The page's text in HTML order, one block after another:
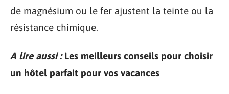
de magnésium ou le fer ajustent la teinte ou la
résistance chimique.
A lire aussi : Les meilleurs conseils pour choisir
un hôtel parfait pour vos vacances